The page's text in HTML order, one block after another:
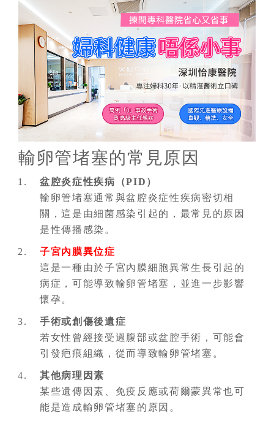
輸卵管堵塞的常見原因
盆腔炎症性疾病（PID）
輸卵管堵塞通常與盆腔炎症性疾病密切相
關，這是由細菌感染引起的，最常見的原因
是性傳播感染。
子宮內膜異位症
這是一種由於子宮內膜細胞異常生長引起的
病症，可能導致輸卵管堵塞，並進一步影響
懷孕。
手術或創傷後遺症
若女性曾經接受過腹部或盆腔手術，可能會
引發疤痕組織，從而導致輸卵管堵塞。
其他病理因素
某些遺傳因素、免疫反應或荷爾蒙異常也可
能是造成輸卵管堵塞的原因。